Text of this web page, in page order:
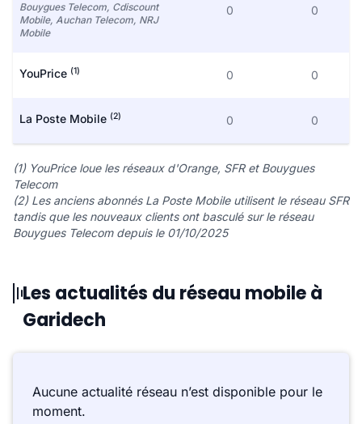
Bouygues Telecom, Cdiscount
Mobile, Auchan Telecom, NRJ
Mobile
0 0
YouPrice (1) 0 0
La Poste Mobile (2) 0 0
(1) YouPrice loue les réseaux d'Orange, SFR et Bouygues
Telecom
(2) Les anciens abonnés La Poste Mobile utilisent le réseau SFR
tandis que les nouveaux clients ont basculé sur le réseau
Bouygues Telecom depuis le 01/10/2025
Les actualités du réseau mobile à
Garidech
Aucune actualité réseau n’est disponible pour le
moment.